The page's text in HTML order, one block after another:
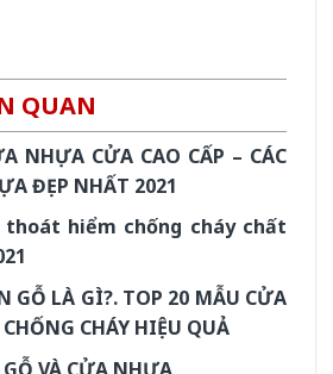
QUAN
NHỰA CỬA CAO CẤP – CÁC
ĐẸP NHẤT 2021
thoát hiểm chống cháy chất
GỖ LÀ GÌ?. TOP 20 MẪU CỬA
CHÁY HIỆU QUẢ